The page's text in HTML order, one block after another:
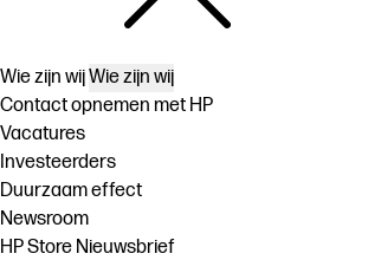
Wie zijn wijWie zijn wij
Contact opnemen met HP
Vacatures
Investeerders
Duurzaam effect
Newsroom
HP Store Nieuwsbrief